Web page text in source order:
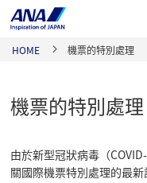
HOME 機票的特別處理
機票的特別處理
由於新型冠狀病毒（
關國際機票特別處理的最新